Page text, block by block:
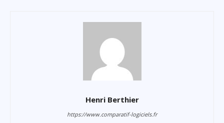
Henri Berthier
https://www.comparatif-logiciels.fr